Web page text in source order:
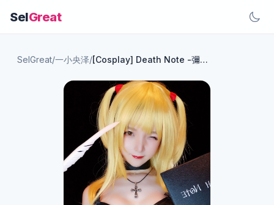
SelGreat
SelGreat/一小央泽/ [Cosplay] Death Note -彌海砂